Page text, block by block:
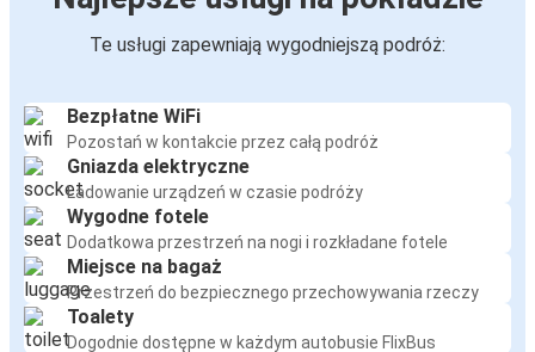
Te usługi zapewniają wygodniejszą podróż:
Bezpłatne WiFi
Pozostań w kontakcie przez całą podróż
Gniazda elektryczne
Ładowanie urządzeń w czasie podróży
Wygodne fotele
Dodatkowa przestrzeń na nogi i rozkładane fotele
Miejsce na bagaż
Przestrzeń do bezpiecznego przechowywania rzeczy
Toalety
Dogodnie dostępne w każdym autobusie FlixBus